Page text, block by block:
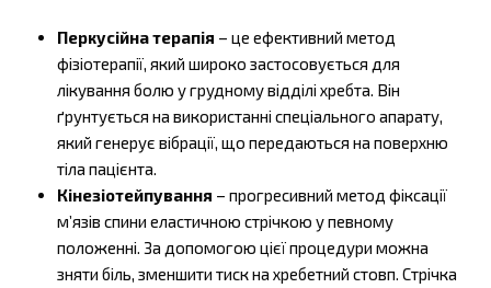
Перкусійна терапія – це ефективний метод
фізіотерапії, який широко застосовується для
лікування болю у грудному відділі хребта. Він
ґрунтується на використанні спеціального апарату,
який генерує вібрації, що передаються на поверхню
тіла пацієнта.
Кінезіотейпування – прогресивний метод фіксації
м’язів спини еластичною стрічкою у певному
положенні. За допомогою цієї процедури можна
зняти біль, зменшити тиск на хребетний стовп. Стрічка